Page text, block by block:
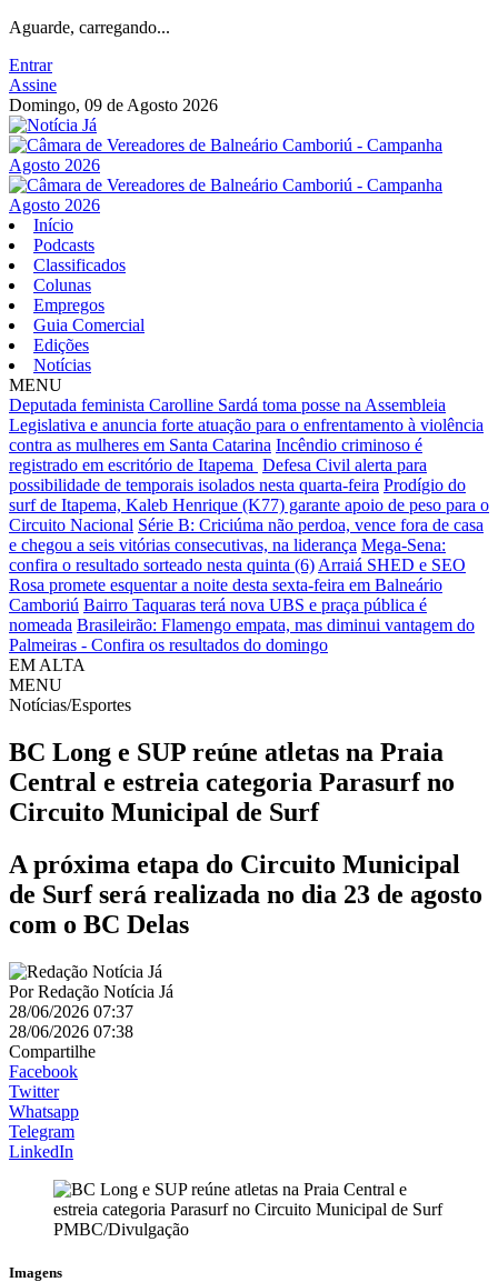
Aguarde, carregando...
Entrar
Assine
Domingo, 09 de Agosto 2026
Início
Podcasts
Classificados
Colunas
Empregos
Guia Comercial
Edições
Notícias
MENU
Deputada feminista Carolline Sardá toma posse na Assembleia
Legislativa e anuncia forte atuação para o enfrentamento à violência
contra as mulheres em Santa Catarina Incêndio criminoso é
registrado em escritório de Itapema Defesa Civil alerta para
possibilidade de temporais isolados nesta quarta-feira Prodígio do
surf de Itapema, Kaleb Henrique (K77) garante apoio de peso para o
Circuito Nacional Série B: Criciúma não perdoa, vence fora de casa
e chegou a seis vitórias consecutivas, na liderança Mega-Sena:
confira o resultado sorteado nesta quinta (6) Arraiá SHED e SEO
Rosa promete esquentar a noite desta sexta-feira em Balneário
Camboriú Bairro Taquaras terá nova UBS e praça pública é
nomeada Brasileirão: Flamengo empata, mas diminui vantagem do
Palmeiras - Confira os resultados do domingo
EM ALTA
MENU
Notícias/Esportes
BC Long e SUP reúne atletas na Praia
Central e estreia categoria Parasurf no
Circuito Municipal de Surf
A próxima etapa do Circuito Municipal
de Surf será realizada no dia 23 de agosto
com o BC Delas
PorRedação Notícia Já
28/06/2026 07:37
28/06/2026 07:38
Compartilhe
Facebook
Twitter
Whatsapp
Telegram
LinkedIn
PMBC/Divulgação
Imagens